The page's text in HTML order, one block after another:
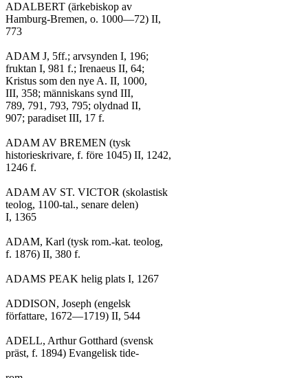
ADALBERT (ärkebiskop av
Hamburg-Bremen, o. 1000—72) II,
773
ADAM J, 5ff.; arvsynden I, 196;
fruktan I, 981 f.; Irenaeus II, 64;
Kristus som den nye A. II, 1000,
III, 358; människans synd III,
789, 791, 793, 795; olydnad II,
907; paradiset III, 17 f.
ADAM AV BREMEN (tysk
historieskrivare, f. före 1045) II, 1242,
1246 f.
ADAM AV ST. VICTOR (skolastisk
teolog, 1100-tal., senare delen)
I, 1365
ADAM, Karl (tysk rom.-kat. teolog,
f. 1876) II, 380 f.
ADAMS PEAK helig plats I, 1267
ADDISON, Joseph (engelsk
författare, 1672—1719) II, 544
ADELL, Arthur Gotthard (svensk
präst, f. 1894) Evangelisk tide-